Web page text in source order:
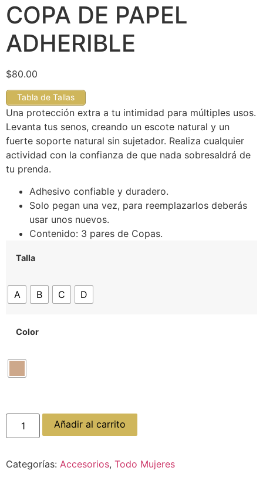
COPA DE PAPEL
ADHERIBLE
$80.00
Tabla de Tallas
Una protección extra a tu intimidad para múltiples usos.
Levanta tus senos, creando un escote natural y un
fuerte soporte natural sin sujetador. Realiza cualquier
actividad con la confianza de que nada sobresaldrá de
tu prenda.
Adhesivo confiable y duradero.
Solo pegan una vez, para reemplazarlos deberás
usar unos nuevos.
Contenido: 3 pares de Copas.
Talla
A B C D
Color
Añadir al carrito
Categorías: Accesorios, Todo Mujeres